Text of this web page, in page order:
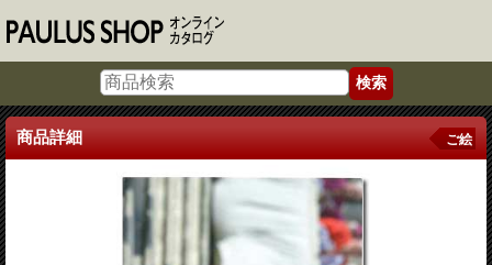
商品詳細 ご絵